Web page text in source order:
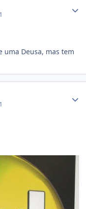
uma Deusa, mas tem